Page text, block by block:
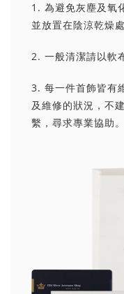
1. 為避免灰塵及氧
並放置在陰涼乾燥處
2. 一般清潔請以軟
3. 每一件首飾皆有
及維修的狀況，不
繫，尋求專業協助。